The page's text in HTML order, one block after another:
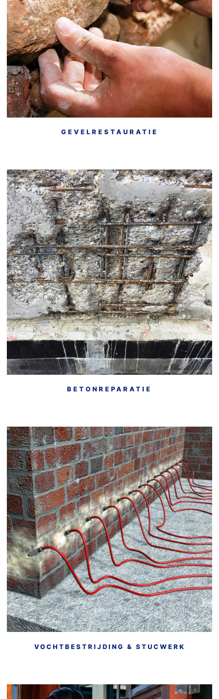
• Voegwerk
• Metselwerk
• Natuursteen herstel / ornamenten
• Stoomreinigen
• Verankeringssystemen
GEVELRESTAURATIE
• Betonreparatie (ook nieuwbouw)
• Betonrestauratie
• Betonrenovatie
• Betononderhoud algemeen
• Beton reinigen
• Beton stralen
BETONREPARATIE
• Kelderdichting
• Injecteren kelders en beton
• Aanbrengen bitumenafdichting
• Gecontroleerd drogen
• Aanbrengen vlakafdichtingssystemen
• Binnen- en buitenpleisterwerk
• Isolatie van binnenuit
VOCHTBESTRIJDING & STUCWERK